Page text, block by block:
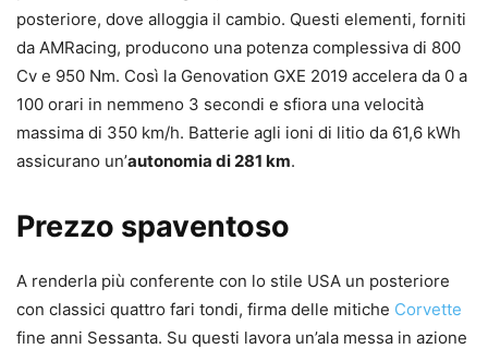
posteriore, dove alloggia il cambio. Questi elementi, forniti
da AMRacing, producono una potenza complessiva di 800
Cv e 950 Nm. Così la Genovation GXE 2019 accelera da 0 a
100 orari in nemmeno 3 secondi e sfiora una velocità
massima di 350 km/h. Batterie agli ioni di litio da 61,6 kWh
assicurano un’autonomia di 281 km.
Prezzo spaventoso
A renderla più conferente con lo stile USA un posteriore
con classici quattro fari tondi, firma delle mitiche Corvette
fine anni Sessanta. Su questi lavora un’ala messa in azione